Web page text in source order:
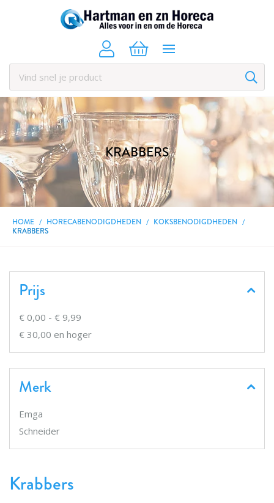
KRABBERS
HOME HORECABENODIGDHEDEN
KOKSBENODIGDHEDEN
KRABBERS
Krabbers
Prijs
€ 0,00 - € 9,99
€ 30,00 en hoger
Merk
Emga
Schneider